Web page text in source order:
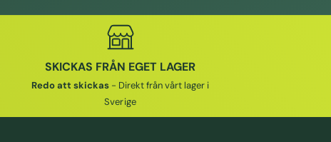
SKICKAS FRÅN EGET LAGER
Redo att skickas- Direkt från vårt lager i
Sverige